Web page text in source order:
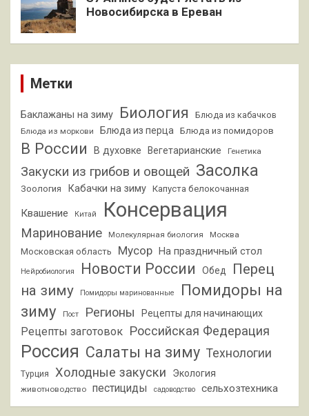
Новосибирска в Ереван
Метки
Баклажаны на зиму Биология Блюда из кабачков
Блюда из моркови Блюда из перца Блюда из помидоров
В России В духовке Вегетарианские Генетика
Закуски из грибов и овощей Засолка
Зоология Кабачки на зиму Капуста белокочанная
Квашение Китай Консервация
Маринование Молекулярная биология Москва
Московская область Мусор На праздничный стол
Нейробиология Новости России Обед
Перец
на зиму
Помидоры маринованные
Помидоры на
зиму
Пост Регионы Рецепты для начинающих
Рецепты заготовок Российская Федерация
Россия Салаты на зиму Технологии
Турция Холодные закуски Экология
животноводство пестициды садоводство сельхозтехника